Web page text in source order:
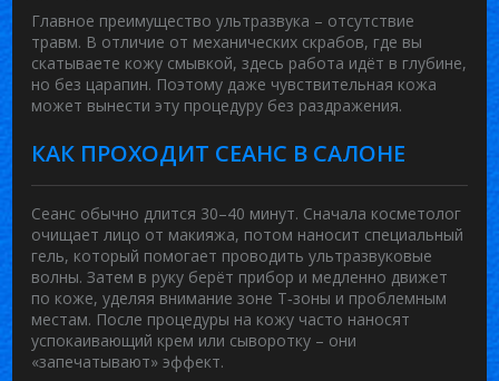
Главное преимущество ультразвука – отсутствие
травм. В отличие от механических скрабов, где вы
скатываете кожу смывкой, здесь работа идёт в глубине,
но без царапин. Поэтому даже чувствительная кожа
может вынести эту процедуру без раздражения.
КАК ПРОХОДИТ СЕАНС В САЛОНЕ
Сеанс обычно длится 30–40 минут. Сначала косметолог
очищает лицо от макияжа, потом наносит специальный
гель, который помогает проводить ультразвуковые
волны. Затем в руку берёт прибор и медленно движет
по коже, уделяя внимание зоне Т‑зоны и проблемным
местам. После процедуры на кожу часто наносят
успокаивающий крем или сыворотку – они
«запечатывают» эффект.